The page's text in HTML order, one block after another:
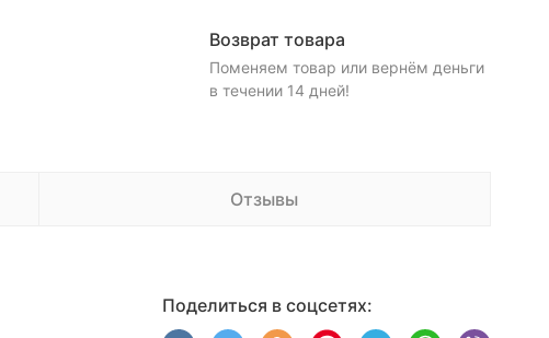
Возврат товара
Поменяем товар или вернём деньги
в течении 14 дней!
Отзывы
Поделиться в соцсетях: